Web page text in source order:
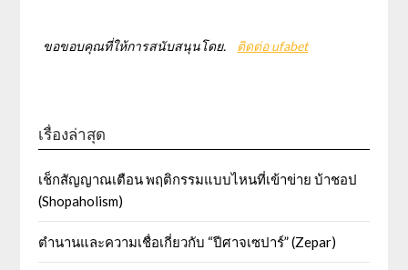
ขอขอบคุณที่ให้การสนับสนุนโดย. ติดต่อ ufabet
เรื่องล่าสุด
เช็กสัญญาณเตือน พฤติกรรมแบบไหนที่เข้าข่าย บ้าชอป
(Shopaholism)
ตำนานและความเชื่อเกี่ยวกับ “ปีศาจเซปาร์” (Zepar)